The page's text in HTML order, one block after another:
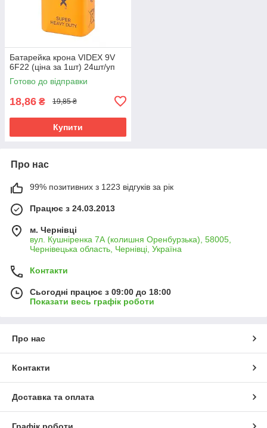
Батарейка крона VIDEX 9V
6F22 (ціна за 1шт) 24шт/уп
Готово до відправки
18,86 ₴ 19,85 ₴
Купити
Про нас
99% позитивних з 1223 відгуків за рік
Працює з 24.03.2013
м. Чернівці
вул. Кушніренка 7А (колишня Оренбурзька), 58005,
Чернівецька область, Чернівці, Україна
Контакти
Сьогодні працює з 09:00 до 18:00
Показати весь графік роботи
Про нас
Контакти
Доставка та оплата